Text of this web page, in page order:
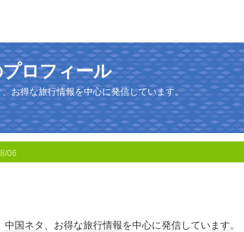
ロフィール
お得な旅行情報を中心に発信しています。
06
中国ネタ、お得な旅行情報を中心に発信しています。